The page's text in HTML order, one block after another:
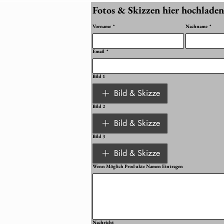
Fotos & Skizzen hier hochladen
Vorname * Nachname *
Email *
Bild 1
Bild & Skizze
Bild 2
Bild & Skizze
Bild 3
Bild & Skizze
Wenn Möglich Produkte Namen Eintragen
Nachricht